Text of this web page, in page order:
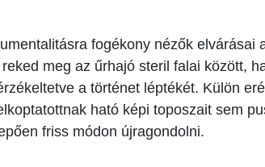
fogékony nézők elvárásai
meg az űrhajó steril falai között,
a történet léptékét. Külön
ható képi toposzait sem
friss módon újragondolni.